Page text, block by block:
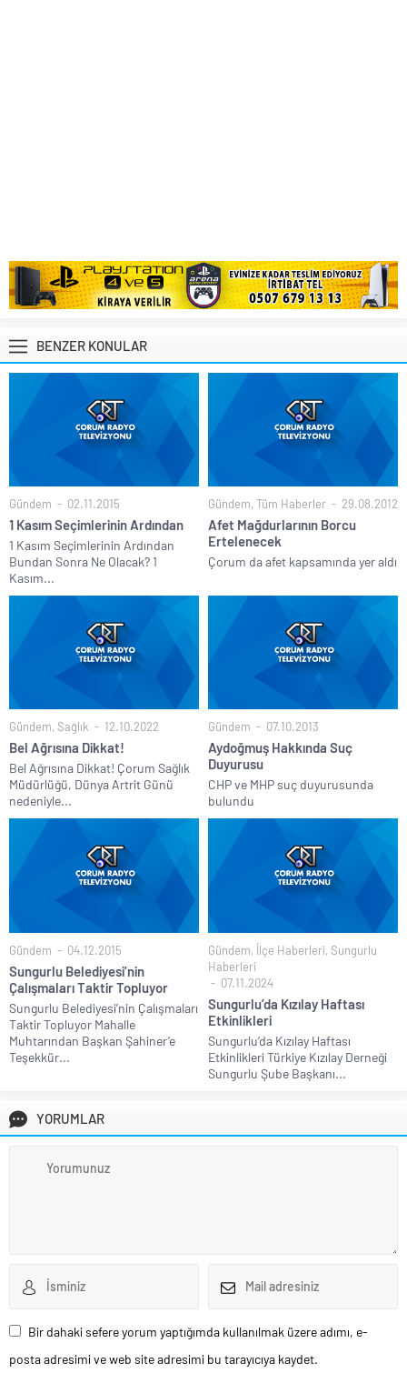
BENZER KONULAR
Gündem 02.11.2015
1 Kasım Seçimlerinin Ardından
1 Kasım Seçimlerinin Ardından
Bundan Sonra Ne Olacak? 1
Kasım...
Gündem, Tüm Haberler 29.08.2012
Afet Mağdurlarının Borcu
Ertelenecek
Çorum da afet kapsamında yer aldı
Gündem, Sağlık 12.10.2022
Bel Ağrısına Dikkat!
Bel Ağrısına Dikkat! Çorum Sağlık
Müdürlüğü, Dünya Artrit Günü
nedeniyle...
Gündem 07.10.2013
Aydoğmuş Hakkında Suç
Duyurusu
CHP ve MHP suç duyurusunda
bulundu
Gündem 04.12.2015
Sungurlu Belediyesi’nin
Çalışmaları Taktir Topluyor
Sungurlu Belediyesi’nin Çalışmaları
Taktir Topluyor Mahalle
Muhtarından Başkan Şahiner’e
Teşekkür...
Gündem, İlçe Haberleri, Sungurlu
Haberleri
07.11.2024
Sungurlu’da Kızılay Haftası
Etkinlikleri
Sungurlu’da Kızılay Haftası
Etkinlikleri Türkiye Kızılay Derneği
Sungurlu Şube Başkanı...
YORUMLAR
Bir dahaki sefere yorum yaptığımda kullanılmak üzere adımı, e-
posta adresimi ve web site adresimi bu tarayıcıya kaydet.